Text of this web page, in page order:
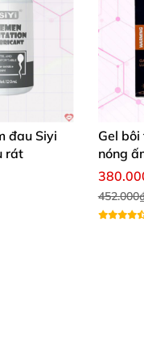
đau Siyi
rát
Gel bôi
nóng